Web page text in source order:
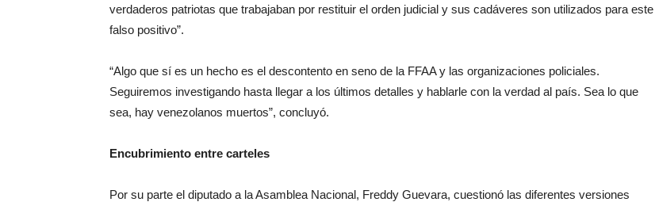
verdaderos patriotas que trabajaban por restituir el orden judicial y sus cadáveres son utilizados para este
falso positivo”.
“Algo que sí es un hecho es el descontento en seno de la FFAA y las organizaciones policiales.
Seguiremos investigando hasta llegar a los últimos detalles y hablarle con la verdad al país. Sea lo que
sea, hay venezolanos muertos”, concluyó.
Encubrimiento entre carteles
Por su parte el diputado a la Asamblea Nacional, Freddy Guevara, cuestionó las diferentes versiones